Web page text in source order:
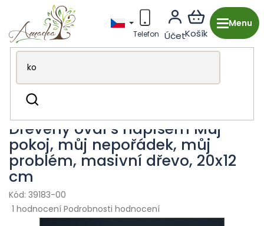
obsah
Hledat
Dřevěná výroba z Česka
s texty
Dřevěný ovál s nápisem Můj
pokoj, můj nepořádek, můj
problém, masivní dřevo, 20x12
cm
39183-00
Průměrné
hodnocení
1 hodnocení Podrobnosti hodnocení